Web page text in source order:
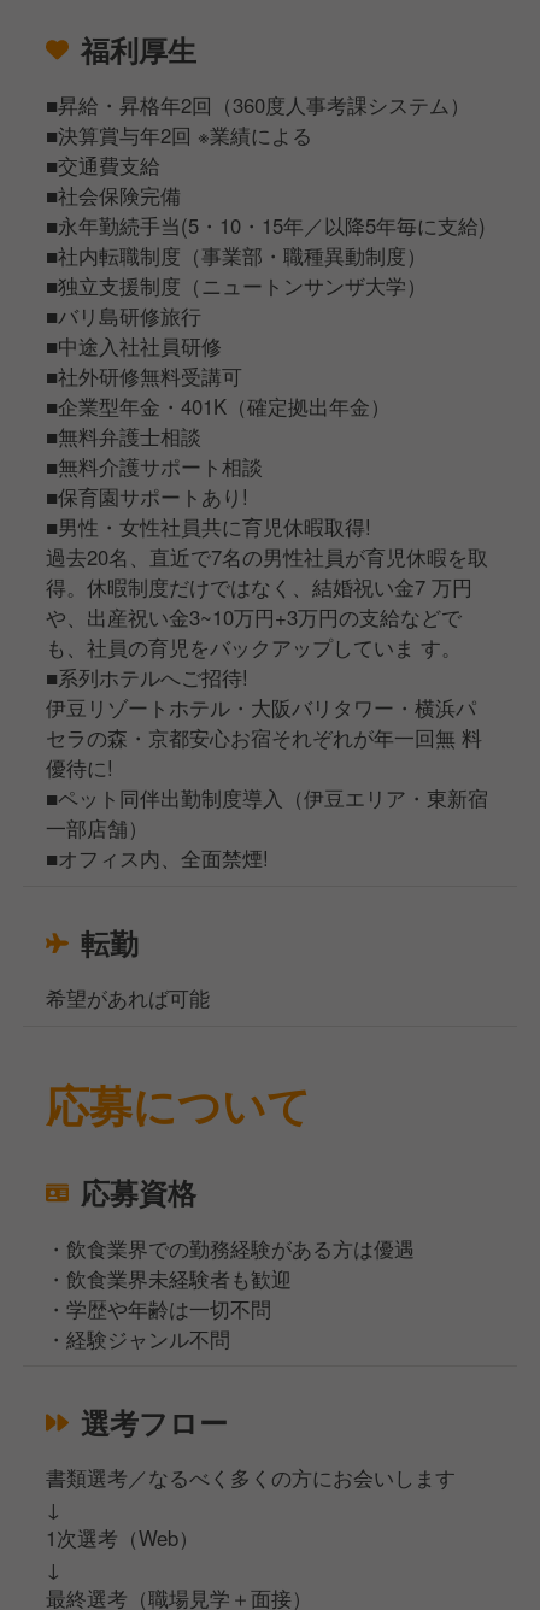
福利厚生
■昇給・昇格年2回（360度人事考課システム）
■決算賞与年2回 ※業績による
■交通費支給
■社会保険完備
■永年勤続手当(5・10・15年／以降5年毎に支給)
■社内転職制度（事業部・職種異動制度）
■独立支援制度（ニュートンサンザ大学）
■バリ島研修旅行
■中途入社社員研修
■社外研修無料受講可
■企業型年金・401K（確定拠出年金）
■無料弁護士相談
■無料介護サポート相談
■保育園サポートあり!
■男性・女性社員共に育児休暇取得!
過去20名、直近で7名の男性社員が育児休暇を取
得。休暇制度だけではなく、結婚祝い金7 万円
や、出産祝い金3~10万円+3万円の支給などで
も、社員の育児をバックアップしていま す。
■系列ホテルへご招待!
伊豆リゾートホテル・大阪バリタワー・横浜パ
セラの森・京都安心お宿それぞれが年一回無 料
優待に!
■ペット同伴出勤制度導入（伊豆エリア・東新宿
一部店舗）
■オフィス内、全面禁煙!
転勤
希望があれば可能
応募について
応募資格
・飲食業界での勤務経験がある方は優遇
・飲食業界未経験者も歓迎
・学歴や年齢は一切不問
・経験ジャンル不問
選考フロー
書類選考／なるべく多くの方にお会いします
↓
1次選考（Web）
↓
最終選考（職場見学＋面接）